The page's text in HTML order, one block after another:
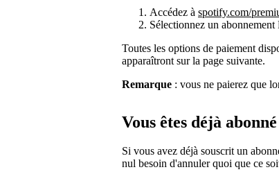
Accédez à spotify.com/
Sélectionnez un abonnement
Toutes les options de paiement
apparaîtront sur la page suivante.
Remarque : vous ne paierez que
Vous êtes déjà
Si vous avez déjà souscrit un
nul besoin d'annuler quoi que ce